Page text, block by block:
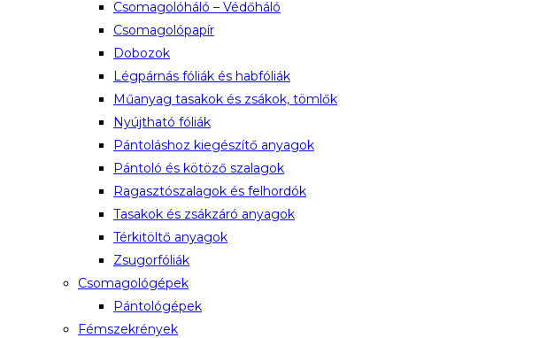
Csomagolóháló – Védőháló
Csomagolópapír
Dobozok
Légpárnás fóliák és habfóliák
Műanyag tasakok és zsákok, tömlők
Nyújtható fóliák
Pántoláshoz kiegészítő anyagok
Pántoló és kötöző szalagok
Ragasztószalagok és felhordók
Tasakok és zsákzáró anyagok
Térkitöltő anyagok
Zsugorfóliák
Csomagológépek
Pántológépek
Fémszekrények